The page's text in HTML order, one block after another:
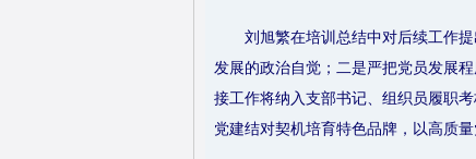
刘旭繁在培训总结中对后续工作
发展的政治自觉；二是严把党员发展
接工作将纳入支部书记、组织员履职
党建结对契机培育特色品牌，以高质